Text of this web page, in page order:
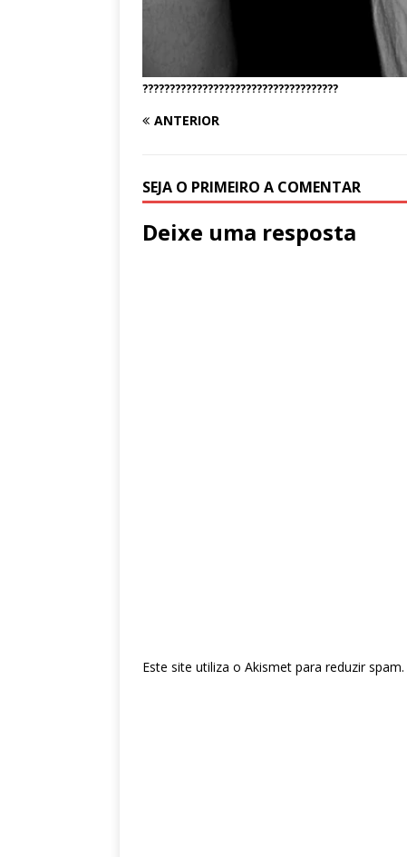
????????????????????????????????????
ANTERIOR
SEJA O PRIMEIRO A COMENTAR
Deixe uma resposta
Este site utiliza o Akismet para reduzir spam.